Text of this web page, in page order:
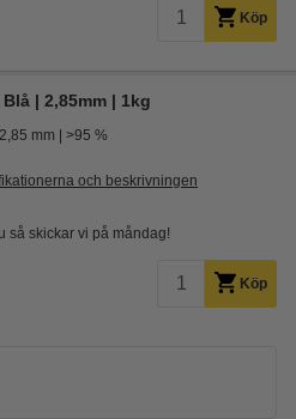
Köp
| 2,85mm | 1kg
2,85 mm >95 %
och beskrivningen
så skickar vi på måndag!
Köp